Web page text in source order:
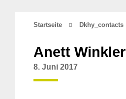
Startseite Dkhy_contacts
Anett Winkler
8. Juni 2017